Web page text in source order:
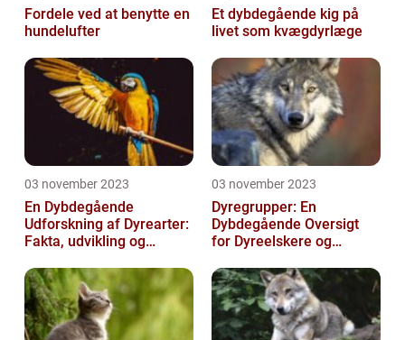
Fordele ved at benytte en
hundelufter
Et dybdegående kig på
livet som kvægdyrlæge
03 november 2023
En Dybdegående
Udforskning af Dyrearter:
Fakta, udvikling og
03 november 2023
Dyregrupper: En
Dybdegående Oversigt
for Dyreelskere og